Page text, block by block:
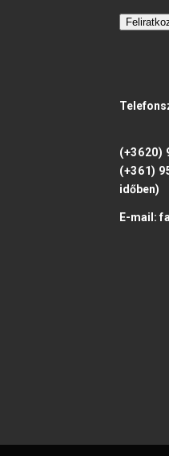
(+3620)
(+361)
időben)
E-mail: